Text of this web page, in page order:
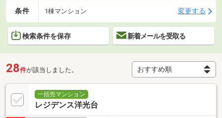
条件 1棟マンション 変更する
検索条件を保存 新着メールを受取る
28件が該当しました。
一括売マンション
レジデンス洋光台